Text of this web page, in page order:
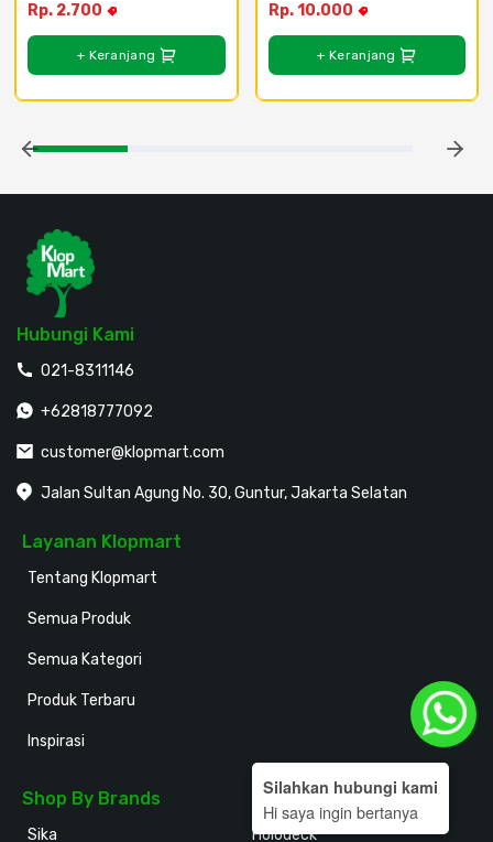
Rp. 2.700
+ Keranjang
Rp. 10.000
+ Keranjang
Hubungi Kami
021-8311146
+62818777092
customer@klopmart.com
Jalan Sultan Agung No. 30, Guntur, Jakarta Selatan
Layanan Klopmart
Tentang Klopmart
Semua Produk
Semua Kategori
Produk Terbaru
Inspirasi
Shop By Brands
Sika Holodeck
Silahkan hubungi kami
Hi saya ingin bertanya